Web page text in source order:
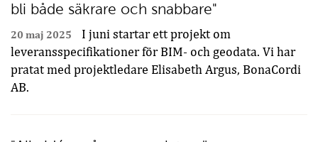
bli både säkrare och snabbare"
20 maj 2025
I juni startar ett projekt om
leveransspecifikationer för BIM- och geodata. Vi har
pratat med projektledare Elisabeth Argus, BonaCordi
AB.